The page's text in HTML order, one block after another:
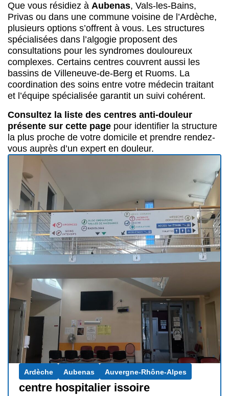
Que vous résidiez à Aubenas, Vals-les-Bains,
Privas ou dans une commune voisine de l’Ardèche,
plusieurs options s’offrent à vous. Les structures
spécialisées dans l’algogie proposent des
consultations pour les syndromes douloureux
complexes. Certains centres couvrent aussi les
bassins de Villeneuve-de-Berg et Ruoms. La
coordination des soins entre votre médecin traitant
et l’équipe spécialisée garantit un suivi cohérent.
Consultez la liste des centres anti-douleur
présente sur cette page pour identifier la structure
la plus proche de votre domicile et prendre rendez-
vous auprès d’un expert en douleur.
Ardèche Aubenas Auvergne-Rhône-Alpes
centre hospitalier issoire